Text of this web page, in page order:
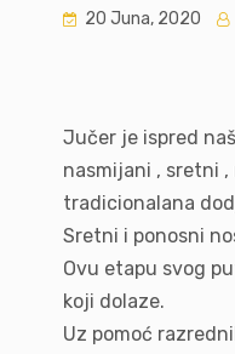
20 Juna, 2020
Jučer je ispred
nasmijani , sretni
tradicionalana
Sretni i ponosni
Ovu etapu svog
koji dolaze.
Uz pomoć